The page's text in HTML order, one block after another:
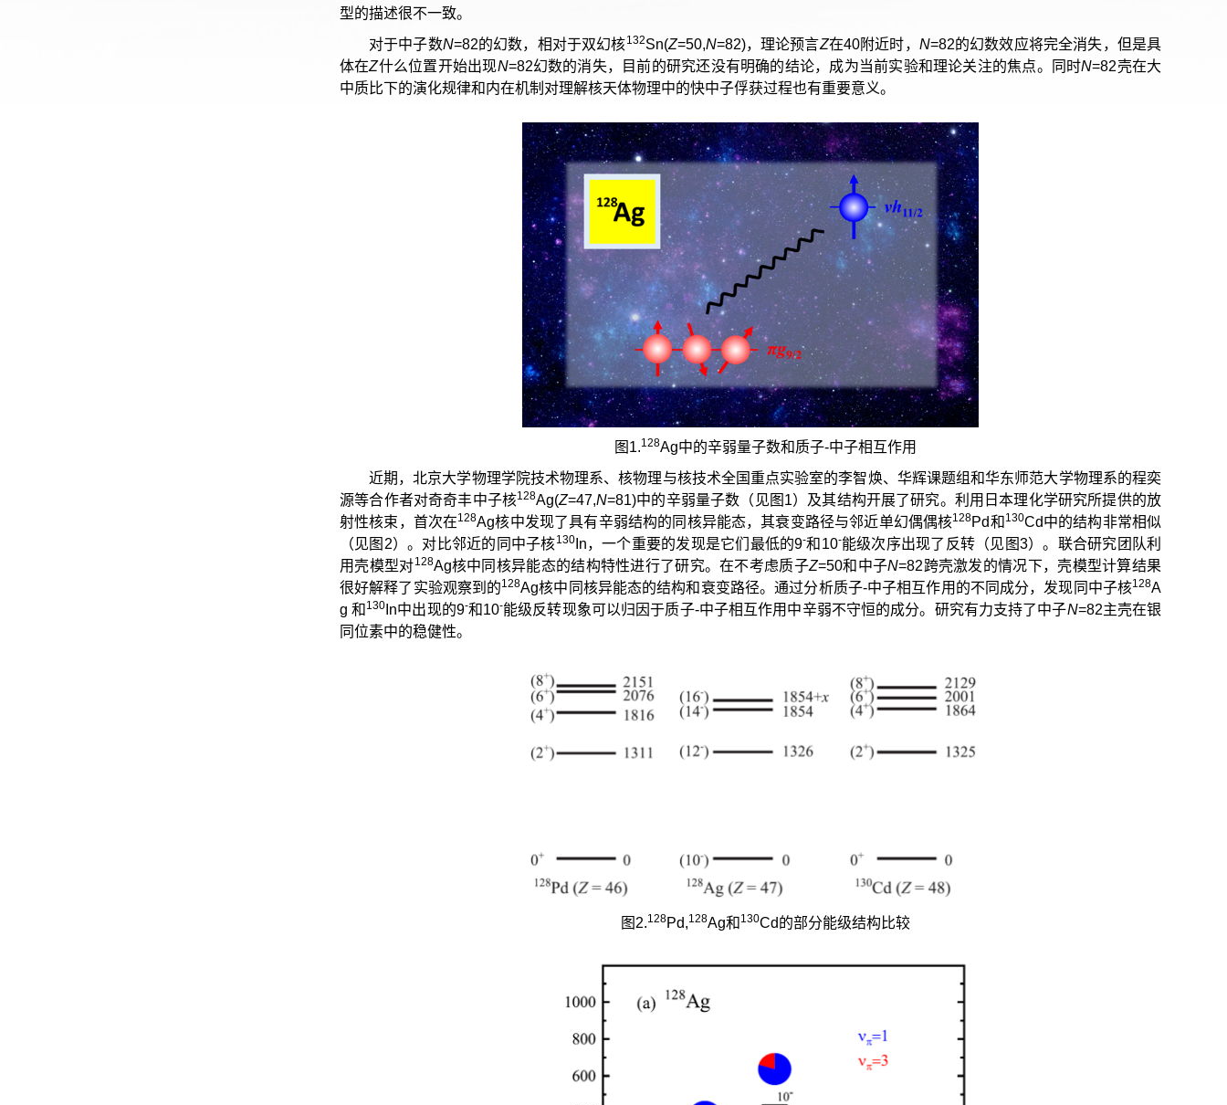
型的描述很不一致。
对于中子数N=82的幻数，相对于双幻核132Sn(Z=50,N=82)，理论预言Z在40附近时， N=82的幻数效应将完全消失，但是具
体在Z什么位置开始出现N=82幻数的消失，目前的研究还没有明确的结论，成为当前实验和理论关注的焦点。同时N=82壳在大
中质比下的演化规律和内在机制对理解核天体物理中的快中子俘获过程也有重要意义。
图1.128Ag中的辛弱量子数和质子-中子相互作用
近期，北京大学物理学院技术物理系、核物理与核技术全国重点实验室的李智焕、华辉课题组和华东师范大学物理系的程奕
源等合作者对奇奇丰中子核128Ag(Z=47,N=81)中的辛弱量子数（见图1）及其结构开展了研究。利用日本理化学研究所提供的放
射性核束，首次在128Ag核中发现了具有辛弱结构的同核异能态，其衰变路径与邻近单幻偶偶核128Pd和 130Cd中的结构非常相似
（见图2）。对比邻近的同中子核130In，一个重要的发现是它们最低的9-和10-能级次序出现了反转（见图3）。联合研究团队利
用壳模型对128Ag核中同核异能态的结构特性进行了研究。在不考虑质子Z=50和中子N=82跨壳激发的情况下，壳模型计算结果
很好解释了实验观察到的128Ag核中同核异能态的结构和衰变路径。通过分析质子-中子相互作用的不同成分，发现同中子核128A
g 和 130 In中出现的9-和10-能级反转现象可以归因于质子-中子相互作用中辛弱不守恒的成分。研究有力支持了中子N=82主壳在银
同位素中的稳健性。
图2.128Pd,128Ag和 130Cd的部分能级结构比较